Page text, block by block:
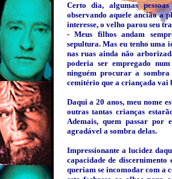
Certo dia, algumas
observando aquele ancião a
interesse, o velho parou seu
- Meus filhos andam
sepultura. Mas eu tenho
nas ruas ainda não
poderia ser empregado
ninguém procurar a
cemitério que a criançada vai
Daqui a 20 anos, meu nome
outras tantas crianças
Ademais, quem passar por
agradável a sombra delas.
Impressionante a lucidez
capacidade de
queriam se incomodar com a